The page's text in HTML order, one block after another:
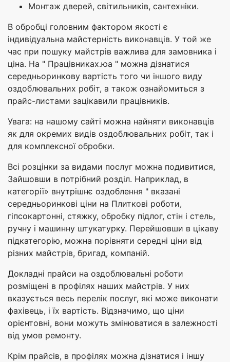
Монтаж дверей, світильників, сантехніки.
В обробці головним фактором якості є
індивідуальна майстерність виконавців. У той же
час при пошуку майстрів важлива для замовника і
ціна. На " Працівниках.юа " можна дізнатися
середньоринкову вартість того чи іншого виду
оздоблювальних робіт, а також ознайомиться з
прайс-листами зацікавили працівників.
Увага: на нашому сайті можна найняти виконавців
як для окремих видів оздоблювальних робіт, так і
для комплексної обробки.
Всі розцінки за видами послуг можна подивитися,
Зайшовши в потрібний розділ. Наприклад, в
категорії» внутрішнє оздоблення " вказані
середньоринкові ціни на Плиткові роботи,
гіпсокартонні, стяжку, обробку підлог, стін і стель,
ручну і машинну штукатурку. Перейшовши в цікаву
підкатегорію, можна порівняти середні ціни від
різних майстрів, бригад, компаній.
Докладні прайси на оздоблювальні роботи
розміщені в профілях наших майстрів. У них
вказується весь перелік послуг, які може виконати
фахівець, і їх вартість. Відзначимо, що ціни
орієнтовні, вони можуть змінюватися в залежності
від умов ремонту.
Крім прайсів, в профілях можна дізнатися і іншу